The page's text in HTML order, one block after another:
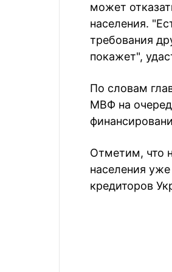
может
населения.
требования
покажет",
По словам
МВФ на
Отметим, что
населения
кредиторов